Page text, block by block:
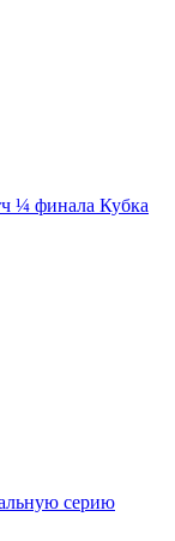
¼ финала Кубка
серию